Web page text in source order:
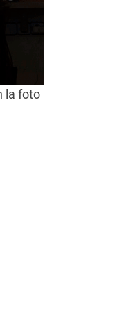
la foto